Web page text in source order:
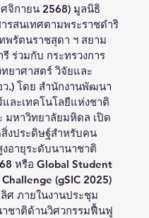
จิกายน 2568) มูลนิธิ
รสนเทศตามพระราชดำริ
พรัตนราชสุดา ฯ สยาม
ร่วมกับ กระทรวงการ
ยาศาสตร์ วิจัยและ
ว.) โดย สำนักงานพัฒนา
ละเทคโนโลยีแห่งชาติ
มหาวิทยาลัยมหิดล เปิด
งประดิษฐ์สำหรับคน
อายุระดับนานาชาติ
หรือ Global Student
(gSIC 2025)
ศ ภายในงานประชุม
าชาติด้านวิศวกรรมฟื้นฟู